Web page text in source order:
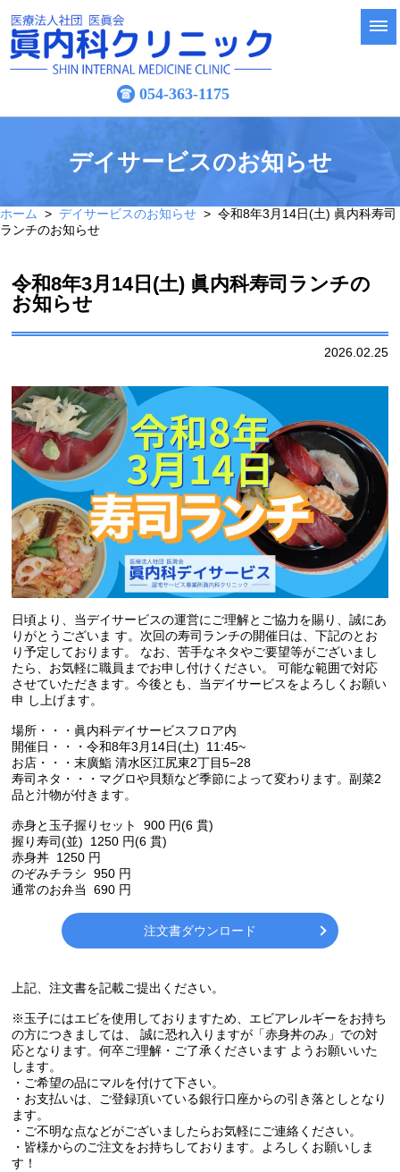
054-363-1175
デイサービスのお知らせ
ホーム > デイサービスのお知らせ > 令和8年3月14日(土) 眞内科寿司
ランチのお知らせ
令和8年3月14日(土) 眞内科寿司ランチの
お知らせ
2026.02.25
日頃より、当デイサービスの運営にご理解とご協力を賜り、誠にあ
りがとうございま す。次回の寿司ランチの開催日は、下記のとお
り予定しております。 なお、苦手なネタやご要望等がございまし
たら、お気軽に職員までお申し付けください。 可能な範囲で対応
させていただきます。今後とも、当デイサービスをよろしくお願い
申 し上げます。
場所・・・眞内科デイサービスフロア内
開催日・・・令和8年3月14日(土)
11:45~
お店・・・末廣鮨 清水区江尻東2丁目5−28
寿司ネタ・・・マグロや貝類など季節によって変わります。副菜2
品と汁物が付きます。
赤身と玉子握りセット 900 円(6 貫)
握り寿司(並) 1250 円(6 貫)
赤身丼 1250 円
のぞみチラシ 950 円
通常のお弁当 690 円
注文書ダウンロード
上記、注文書を記載ご提出ください。
※玉子にはエビを使用しておりますため、エビアレルギーをお持ち
の方につきましては、 誠に恐れ入りますが「赤身丼のみ」での対
応となります。何卒ご理解・ご了承くださいます ようお願いいた
します。
・ご希望の品にマルを付けて下さい。
・お支払いは、ご登録頂いている銀行口座からの引き落としとなり
ます。
・ご不明な点などがございましたらお気軽にご連絡ください。
・皆様からのご注文をお持ちしております。よろしくお願いしま
す！